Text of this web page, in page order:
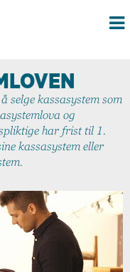
selge kassasystem som
og
har frist til 1.
kassasystem eller